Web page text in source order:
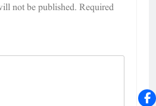
not be published. Required